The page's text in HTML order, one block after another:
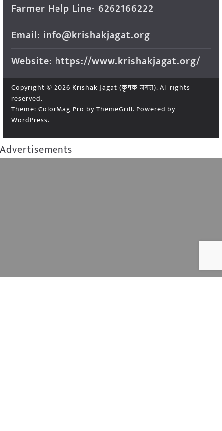
Farmer Help Line- 6262166222
Email: info@krishakjagat.org
Website: https://www.krishakjagat.org/
Copyright © 2026 Krishak Jagat (कृषक जगत). All rights
reserved.
Theme: ColorMag Pro by ThemeGrill. Powered by
WordPress.
Advertisements